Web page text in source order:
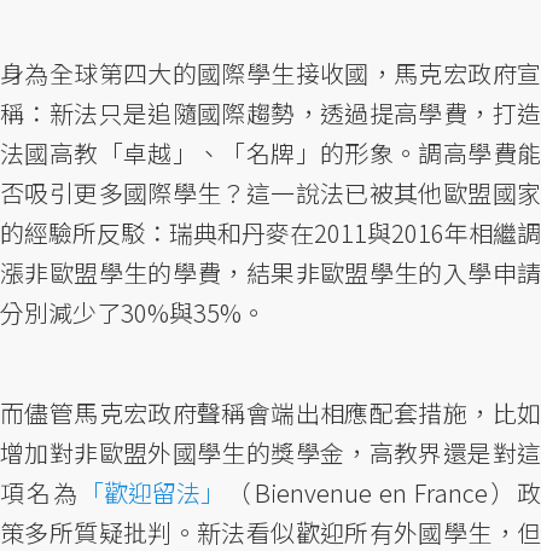
身為全球第四大的國際學生接收國，馬克宏政府宣
稱：新法只是追隨國際趨勢，透過提高學費，打造
法國高教「卓越」、「名牌」的形象。調高學費能
否吸引更多國際學生？這一說法已被其他歐盟國家
的經驗所反駁：瑞典和丹麥在2011與2016年相繼調
漲非歐盟學生的學費，結果非歐盟學生的入學申請
分別減少了30%與35%。
而儘管馬克宏政府聲稱會端出相應配套措施，比如
增加對非歐盟外國學生的獎學金，高教界還是對這
項名為 「歡迎留法」
（Bienvenue en France）政
策多所質疑批判。新法看似歡迎所有外國學生，但